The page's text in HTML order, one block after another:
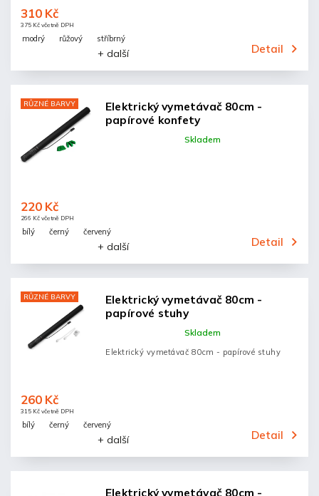
375 Kč včetně DPH
310 Kč
Detail
modrý růžový stříbrný
+ další
RŮZNÉ BARVY
Elektrický vymetávač 80cm -
papírové konfety
Skladem
266 Kč včetně DPH
220 Kč
Detail
bílý černý červený
+ další
RŮZNÉ BARVY
Elektrický vymetávač 80cm -
papírové stuhy
Skladem
315 Kč včetně DPH
260 Kč
Detail
Elektrický vymetávač 80cm - papírové stuhy
bílý černý červený
+ další
Elektrický vymetávač 80cm -